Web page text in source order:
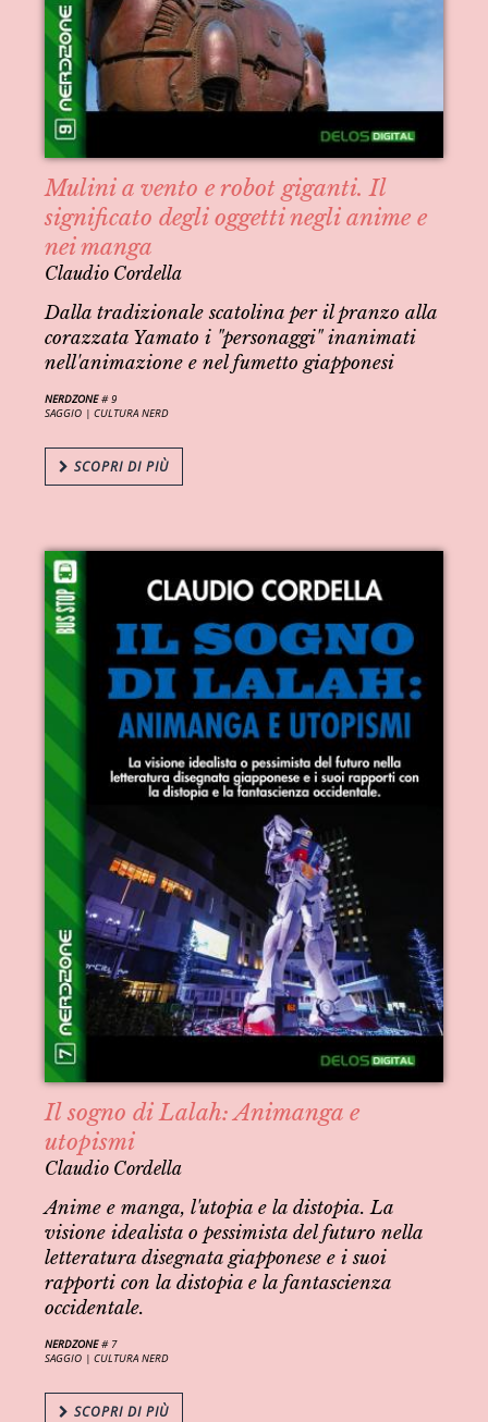
Mulini a vento e robot giganti. Il
significato degli oggetti negli anime e
nei manga
Claudio Cordella
Dalla tradizionale scatolina per il pranzo alla
corazzata Yamato i "personaggi" inanimati
nell'animazione e nel fumetto giapponesi
NERDZONE# 9
SAGGIO |CULTURA NERD
SCOPRI DI PIÙ
Il sogno di Lalah: Animanga e
utopismi
Claudio Cordella
Anime e manga, l'utopia e la distopia. La
visione idealista o pessimista del futuro nella
letteratura disegnata giapponese e i suoi
rapporti con la distopia e la fantascienza
occidentale.
NERDZONE# 7
SAGGIO |CULTURA NERD
SCOPRI DI PIÙ